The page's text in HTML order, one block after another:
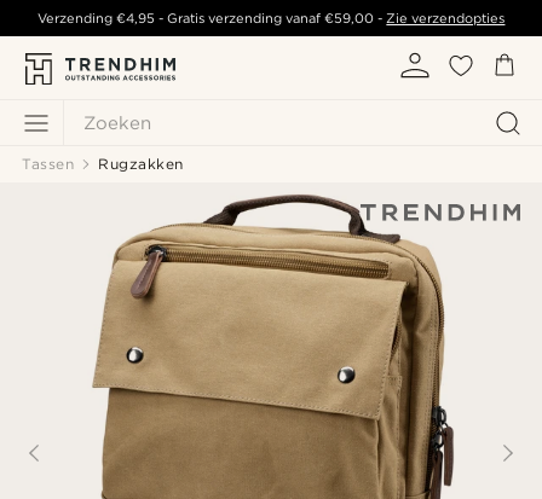
Zoeken
Verzending €4,95 - Gratis verzending vanaf€59,00 -Zie verzendopties
Tassen Rugzakken